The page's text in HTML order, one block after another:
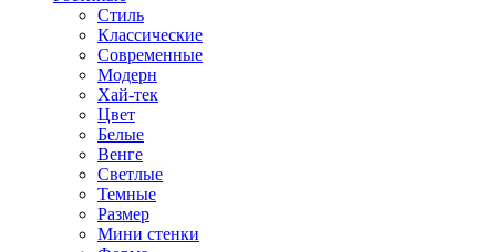
Стиль
Классические
Современные
Модерн
Хай-тек
Цвет
Белые
Венге
Светлые
Темные
Размер
Мини стенки